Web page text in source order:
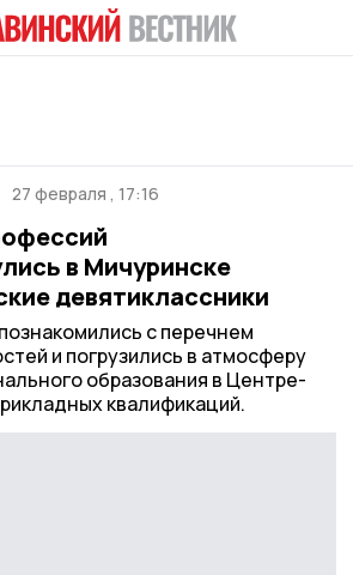
27 февраля , 17:16
в Мичуринске
девятиклассники
с перечнем
и погрузились в атмосферу
образования в Центре-
квалификаций.